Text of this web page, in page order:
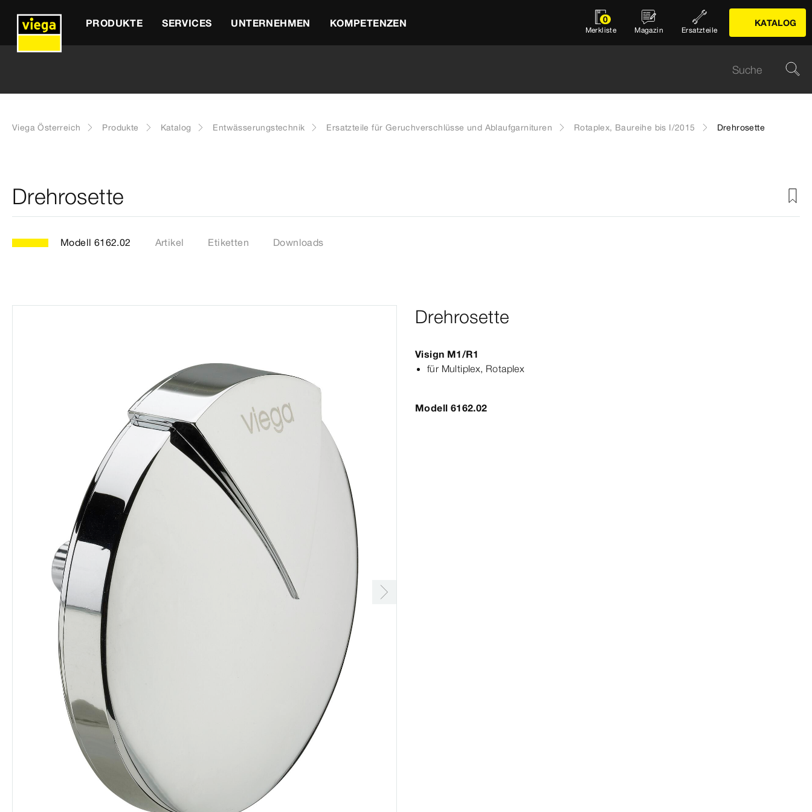
PRODUKTE SERVICES UNTERNEHMEN KOMPETENZEN 0
Merkliste Magazin Ersatzteile
KATALOG
Viega Österreich Produkte Katalog Entwässerungstechnik Ersatzteile für Geruchverschlüsse und Ablaufgarnituren Rotaplex, Baureihe bis I/2015 Drehrosette
Drehrosette
Modell 6162.02 Artikel Etiketten Downloads
Drehrosette
Visign M1/R1
für Multiplex, Rotaplex
Modell 6162.02